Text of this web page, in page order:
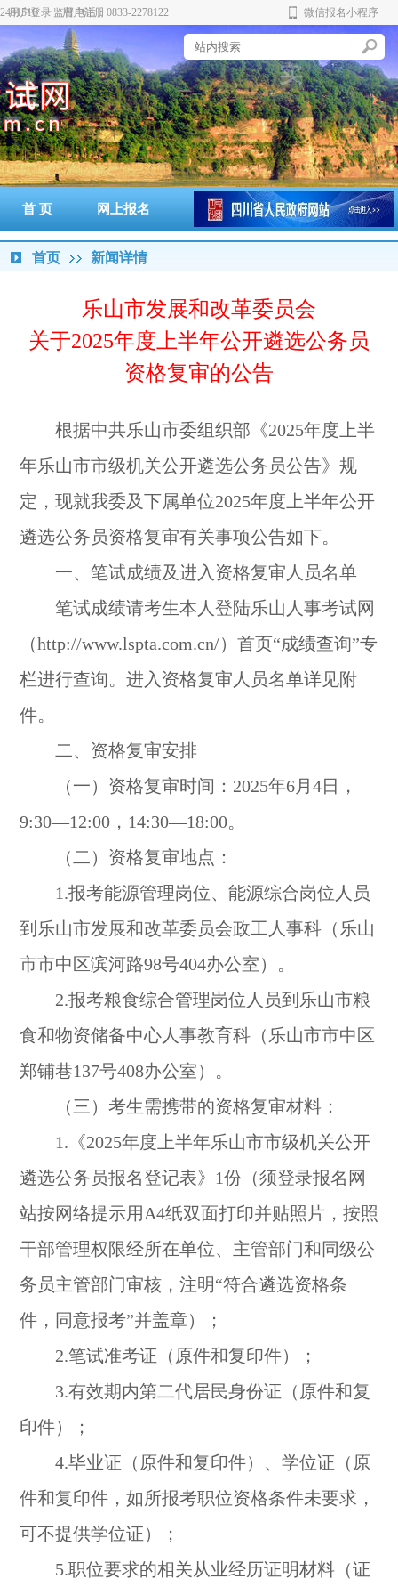
用户登录 用户注册
监督电话：0833-2278122 微信报名小程序
正
严
谨
实
新
首 页 网上报名 准考证打印 通知书打印
成绩查询 政策法规
首页 新闻详情
乐山市发展和改革委员会
关于2025年度上半年公开遴选公务员
资格复审的公告
根据中共乐山市委组织部《2025年度上半
年乐山市市级机关公开遴选公务员公告》规
定，现就我委及下属单位2025年度上半年公开
遴选公务员资格复审有关事项公告如下。
一、笔试成绩及进入资格复审人员名单
笔试成绩请考生本人登陆乐山人事考试网
（http://www.lspta.com.cn/）首页“成绩查询”专
栏进行查询。进入资格复审人员名单详见附
件。
二、资格复审安排
（一）资格复审时间：2025年6月4日，
9:30—12:00，14:30—18:00。
（二）资格复审地点：
1.报考能源管理岗位、能源综合岗位人员
到乐山市发展和改革委员会政工人事科（乐山
市市中区滨河路98号404办公室）。
2.报考粮食综合管理岗位人员到乐山市粮
食和物资储备中心人事教育科（乐山市市中区
郑铺巷137号408办公室）。
（三）考生需携带的资格复审材料：
1.《2025年度上半年乐山市市级机关公开
遴选公务员报名登记表》1份（须登录报名网
站按网络提示用A4纸双面打印并贴照片，按照
干部管理权限经所在单位、主管部门和同级公
务员主管部门审核，注明“符合遴选资格条
件，同意报考”并盖章）；
2.笔试准考证（原件和复印件）；
3.有效期内第二代居民身份证（原件和复
印件）；
4.毕业证（原件和复印件）、学位证（原
件和复印件，如所报考职位资格条件未要求，
可不提供学位证）；
5.职位要求的相关从业经历证明材料（证